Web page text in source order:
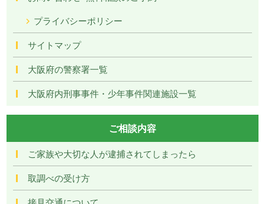
プライバシーポリシー
サイトマップ
大阪府の警察署一覧
大阪府内刑事事件・少年事件関連施設一覧
ご相談内容
ご家族や大切な人が逮捕されてしまったら
取調べの受け方